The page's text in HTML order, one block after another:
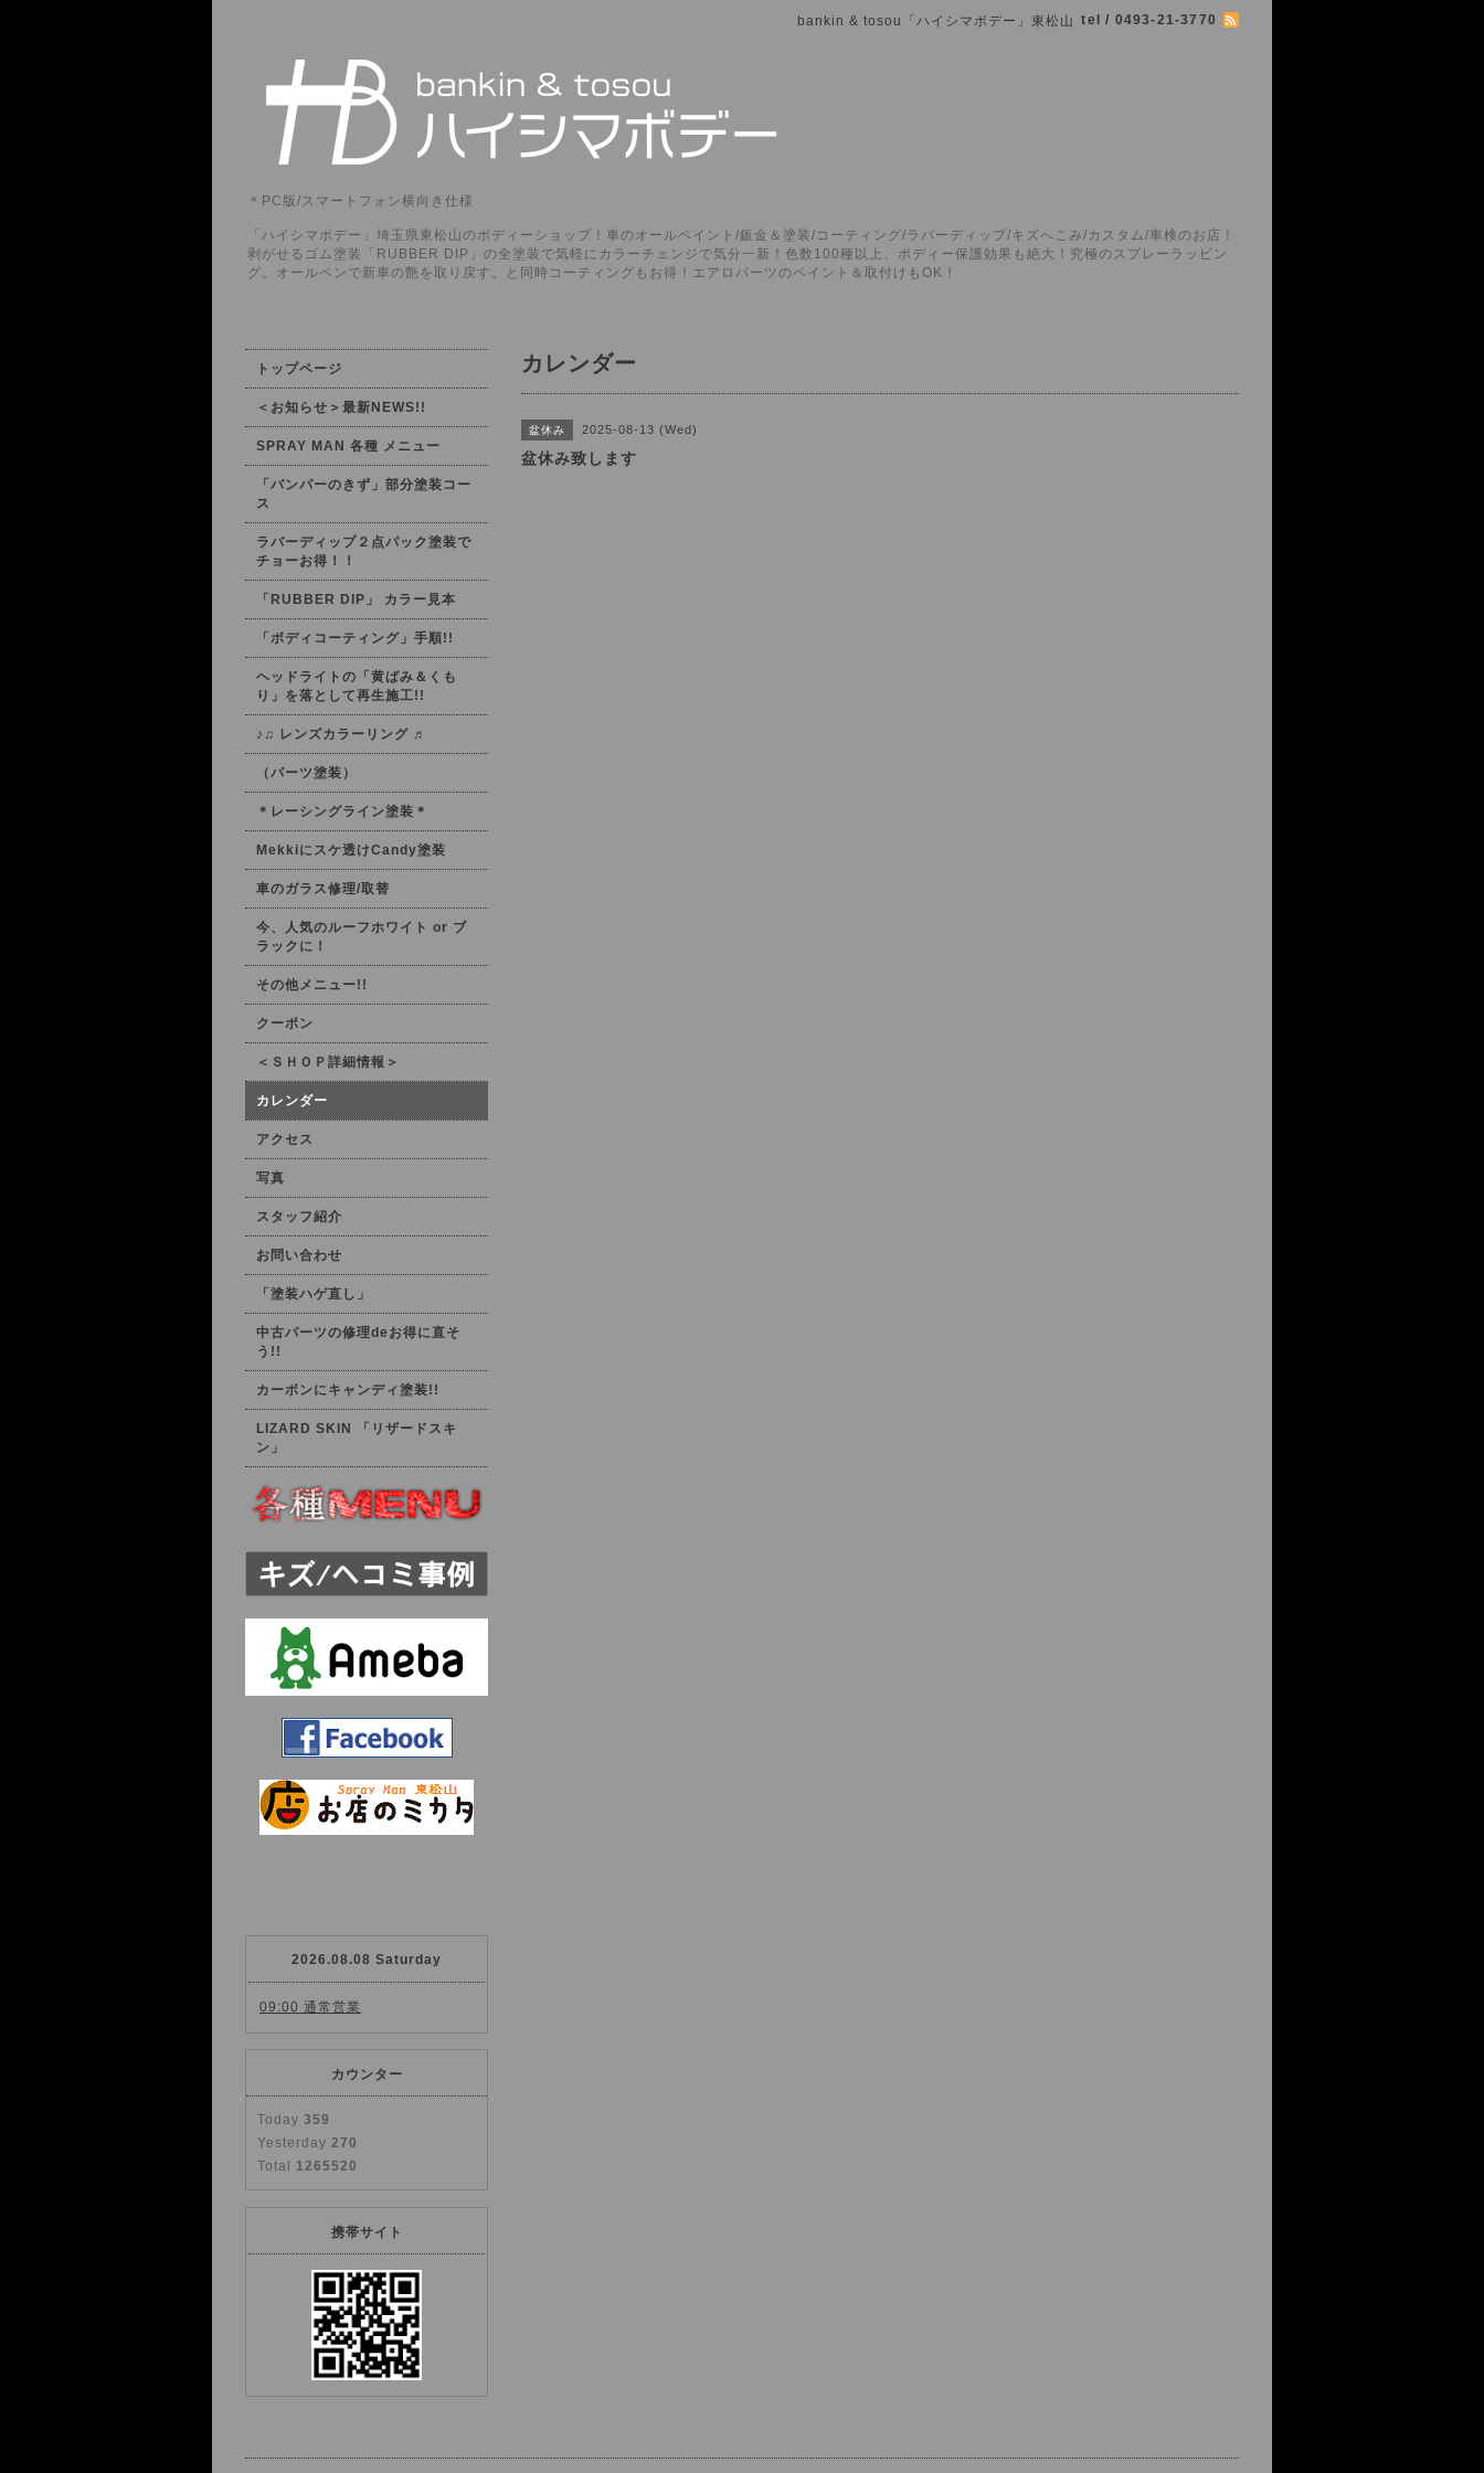
bankin & tosou「ハイシマボデー」東松山 tel / 0493-21-3770
＊PC版/スマートフォン横向き仕様
「ハイシマボデー」埼玉県東松山のボディーショップ！車のオールペイント/鈑金＆塗装/コーティング/ラバーディップ/キズへこみ/カスタム/車検のお店！
剥がせるゴム塗装「RUBBER DIP」の全塗装で気軽にカラーチェンジで気分一新！色数100種以上、ボディー保護効果も絶大！究極のスプレーラッピン
グ。オールペンで新車の艶を取り戻す。と同時コーティングもお得！エアロパーツのペイント＆取付けもOK！
カレンダー
盆休み 2025-08-13 (Wed)
盆休み致します
トップページ
＜お知らせ＞最新NEWS!!
SPRAY MAN 各種 メニュー
「バンパーのきず」部分塗装コー
ス
ラバーディップ２点パック塗装で
チョーお得！！
「RUBBER DIP」 カラー見本
「ボディコーティング」手順!!
ヘッドライトの「黄ばみ＆くも
り」を落として再生施工!!
♪♫ レンズカラーリング ♬
（パーツ塗装）
＊レーシングライン塗装＊
Mekkiにスケ透けCandy塗装
車のガラス修理/取替
今、人気のルーフホワイト or ブ
ラックに！
その他メニュー!!
クーポン
＜ＳＨＯＰ詳細情報＞
カレンダー
アクセス
写真
スタッフ紹介
お問い合わせ
「塗装ハゲ直し」
中古パーツの修理deお得に直そ
う!!
カーボンにキャンディ塗装!!
LIZARD SKIN 「リザードスキ
ン」
2026.08.08 Saturday
09:00 通常営業
カウンター
Today 359
Yesterday 270
Total 1265520
携帯サイト